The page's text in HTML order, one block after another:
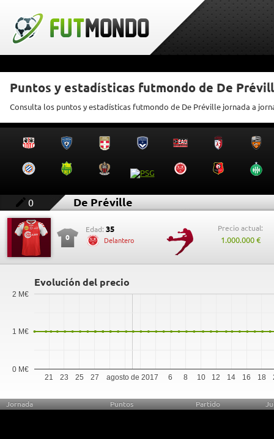
Puntos y estadísticas futmondo de De
Consulta los puntos y estadísticas futmondo de De Préville jornada a
0 De Préville
0
Edad: 35
Delantero
Precio actual:
1.000.000 €
Evolución del precio
agosto de 2017
21 23 25 27 6 8 10 12 14 16 18
0 M€
1 M€
2 M€
Jornada Puntos Partido